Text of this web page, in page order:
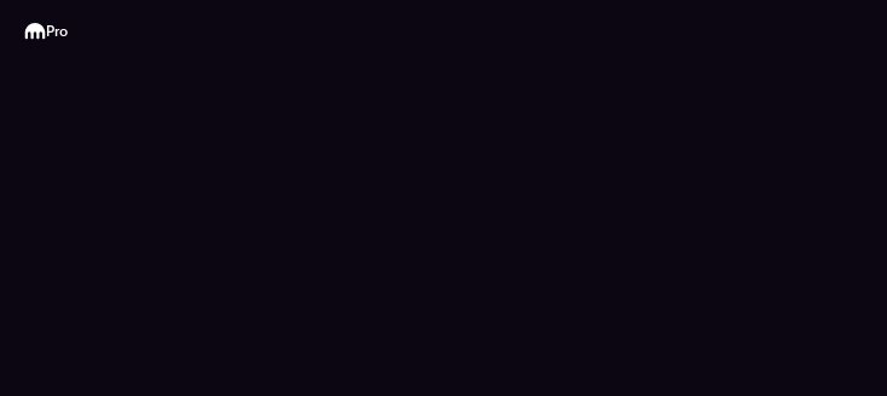
Kraken
Pro